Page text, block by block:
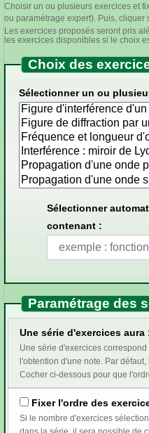
Choisir un ou plusieurs exercices et
ou paramétrage expert). Puis, cliquer
Les exercices proposés seront pris
les exercices disponibles si le choix
Choix des
Sélectionner un ou
Sélectionner
contenant :
Paramétrage des
Une série d'exercices aura
Une série d'exercices
l'obtention d'une note. Par
Cocher ci-dessous pour que
Fixer l'ordre des
Si le nombre d'exercices